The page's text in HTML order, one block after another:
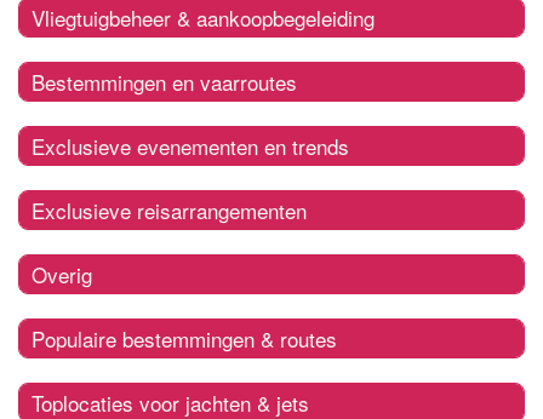
Vliegtuigbeheer & aankoopbegeleiding
Bestemmingen en vaarroutes
Exclusieve evenementen en trends
Exclusieve reisarrangementen
Overig
Populaire bestemmingen & routes
Toplocaties voor jachten & jets